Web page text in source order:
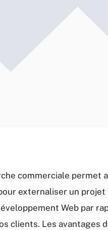
commerciale permet
externaliser un projet
Web par
clients. Les avantages